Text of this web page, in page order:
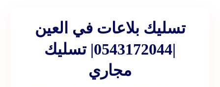
تسليك بلاعات في العين
|0543172044| تسليك
مجاري